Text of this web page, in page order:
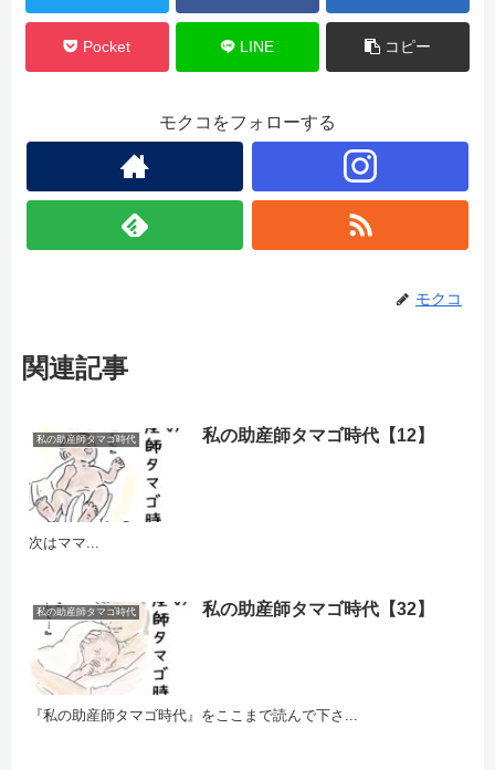
Pocket LINE コピー
モクコをフォローする
モクコ
関連記事
私の助産師タマゴ時代 私の助産師タマゴ時代【12】
次はママ...
私の助産師タマゴ時代 私の助産師タマゴ時代【32】
『私の助産師タマゴ時代』をここまで読んで下さ...